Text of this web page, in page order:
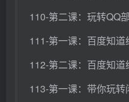
110-第二课：玩转QQ
111-第一课：百度知
112-第二课：百度知
113-第一课：带你玩